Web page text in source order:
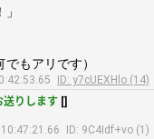
もアリです）
ID: y7cUEXHlo (14)
送りします []
ID: 9C4Idf+vo (1)